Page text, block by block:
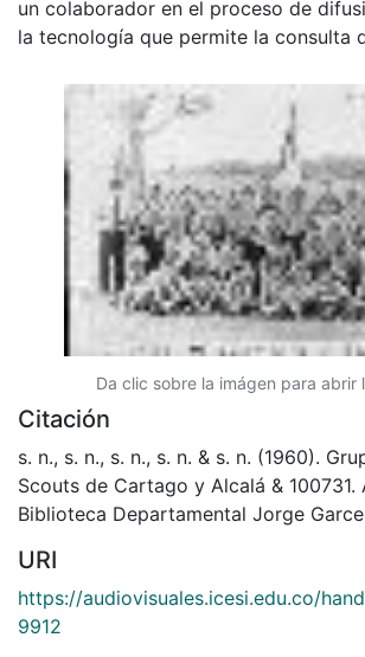
un colaborador en el proceso de
la tecnología que permite la consulta
Da clic sobre la imágen para abrir
Citación
s. n., s. n., s. n., s. n. & s. n. (1960).
Scouts de Cartago y Alcalá & 100731.
Biblioteca Departamental Jorge
URI
https://audiovisuales.icesi.edu.co/
9912